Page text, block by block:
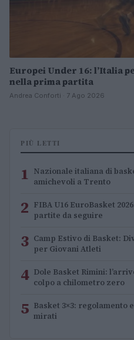
Europei Under 16: l’Italia
nella prima partita
Andrea Conforti · 7 Ago 2026
PIÙ LETTI
1 Nazionale italiana di
amichevoli a Trento
2 FIBA U16 EuroBasket
partite da seguire
3 Camp Estivo di Basket:
per Giovani Atleti
4 Dole Basket Rimini:
colpo a chilometro zero
5 Basket 3×3: regolamento
mirati